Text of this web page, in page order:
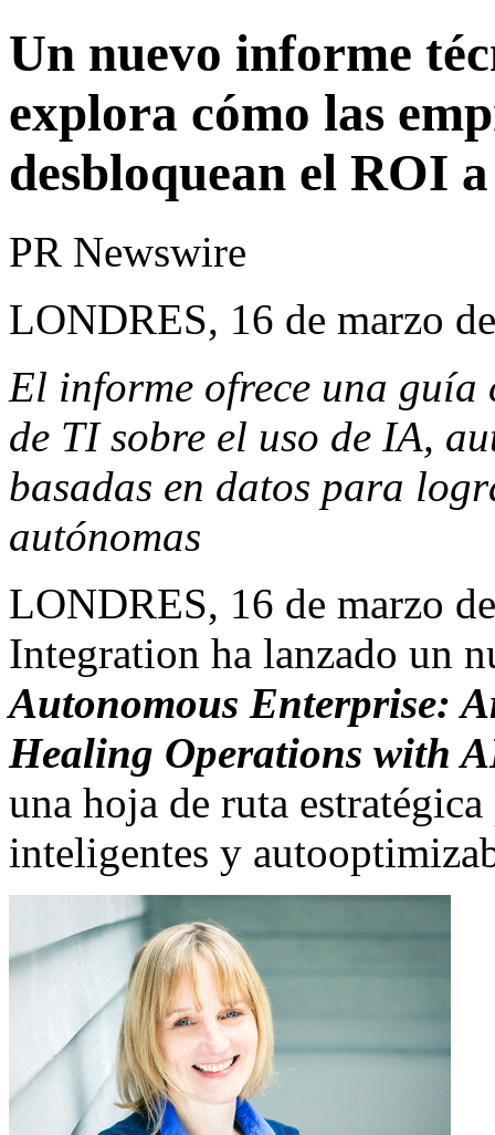
Un nuevo informe
explora cómo las
desbloquean el ROI
PR Newswire
LONDRES, 16 de marzo
El informe ofrece una
de TI sobre el uso de IA,
basadas en datos para
autónomas
LONDRES, 16 de marzo
Integration ha lanzado un
Autonomous Enterprise:
Healing Operations with
una hoja de ruta
inteligentes y